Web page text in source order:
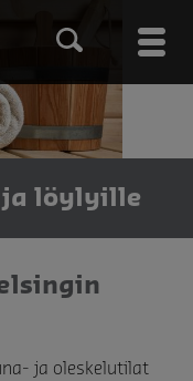
Main
ja löylyille
ja oleskelutilat